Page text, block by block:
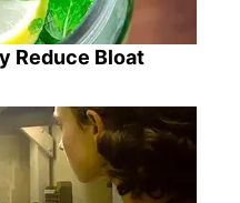
Reduce Bloat